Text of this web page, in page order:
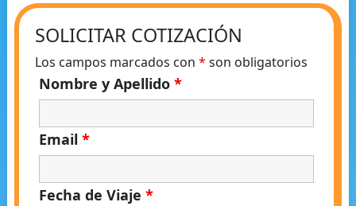
SOLICITAR COTIZACIÓN
Los campos marcados con * son obligatorios
Nombre y Apellido *
Email *
Fecha de Viaje *